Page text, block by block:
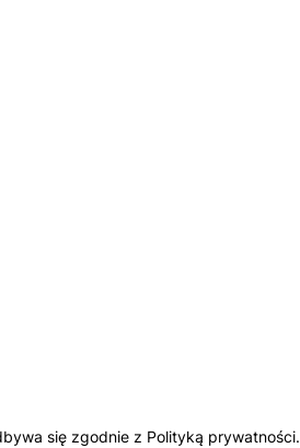
się zgodnie z Polityką prywatności.